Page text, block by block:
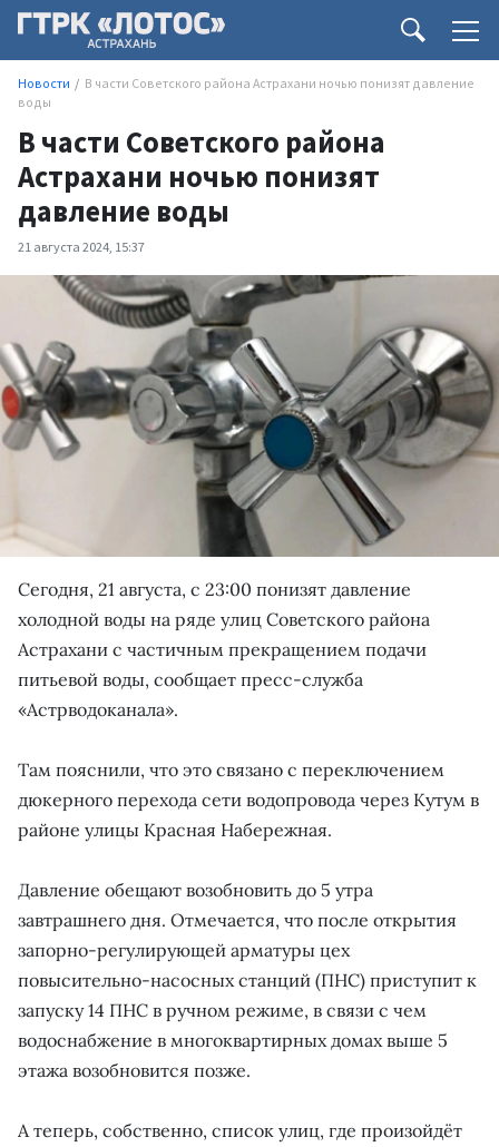
Новости
В части Советского района Астрахани ночью понизят давление
воды
В части Советского района
Астрахани ночью понизят
давление воды
21 августа 2024, 15:37
Сегодня, 21 августа, с 23:00 понизят давление
холодной воды на ряде улиц Советского района
Астрахани с частичным прекращением подачи
питьевой воды, сообщает пресс-служба
«Астрводоканала».
Там пояснили, что это связано с переключением
дюкерного перехода сети водопровода через Кутум в
районе улицы Красная Набережная.
Давление обещают возобновить до 5 утра
завтрашнего дня. Отмечается, что после открытия
запорно-регулирующей арматуры цех
повысительно-насосных станций (ПНС) приступит к
запуску 14 ПНС в ручном режиме, в связи с чем
водоснабжение в многоквартирных домах выше 5
этажа возобновится позже.
А теперь, собственно, список улиц, где произойдёт